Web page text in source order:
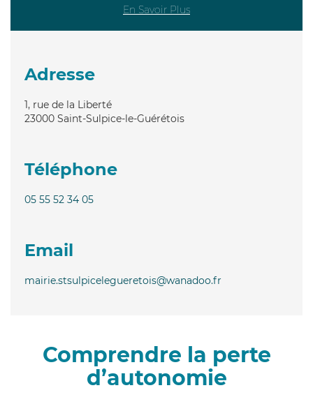
En Savoir Plus
Adresse
1, rue de la Liberté
23000 Saint-Sulpice-le-Guérétois
Téléphone
05 55 52 34 05
Email
mairie.stsulpicelegueretois@wanadoo.fr
Comprendre la perte
d’autonomie